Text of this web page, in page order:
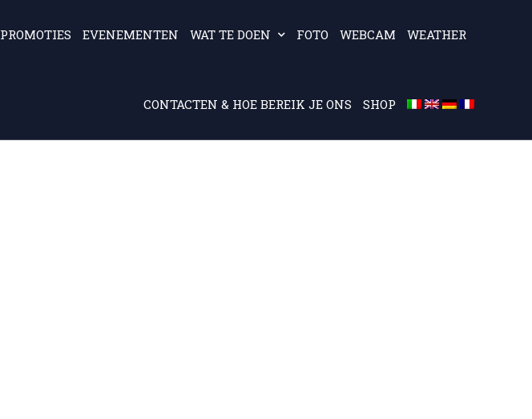
PROMOTIES EVENEMENTEN WAT TE DOEN FOTO WEBCAM WEATHER
CONTACTEN & HOE BEREIK JE ONS SHOP